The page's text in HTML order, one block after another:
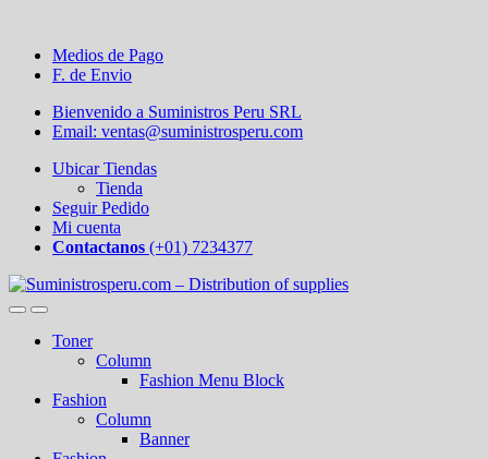
Medios de Pago
F. de Envio
Bienvenido a Suministros Peru SRL
Email: ventas@suministrosperu.com
Ubicar Tiendas
Tienda
Seguir Pedido
Mi cuenta
Contactanos (+01) 7234377
Toner
Column
Fashion Menu Block
Fashion
Column
Banner